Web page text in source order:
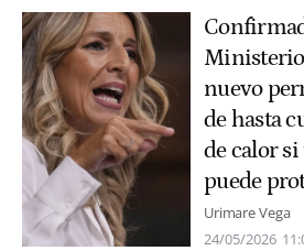
Ministerio
nuevo
de hasta
de calor
puede
Urimare Vega
24/05/2026